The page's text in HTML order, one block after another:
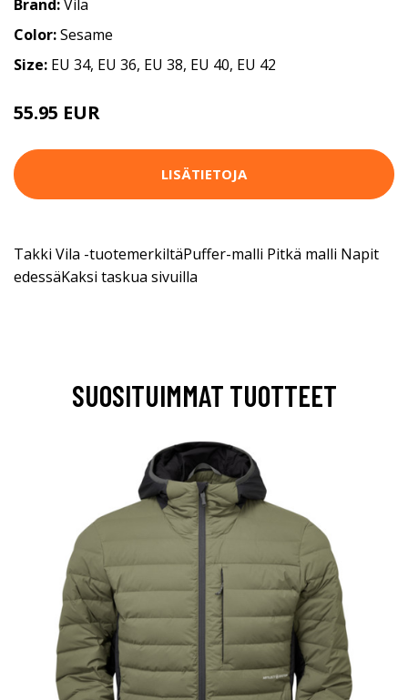
Brand:Vila
Color:Sesame
Size: EU 34, EU 36, EU 38, EU 40, EU 42
55.95 EUR
LISÄTIETOJA
Takki Vila -tuotemerkiltäPuffer-malli Pitkä malli Napit
edessäKaksi taskua sivuilla
SUOSITUIMMAT TUOTTEET